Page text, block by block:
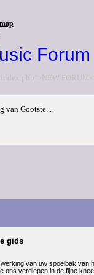
Forum
van Gootste...
gids
van uw spoelbak van
ons verdiepen in de fijne